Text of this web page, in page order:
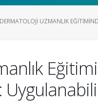
DERMATOLOJI UZMANLIK